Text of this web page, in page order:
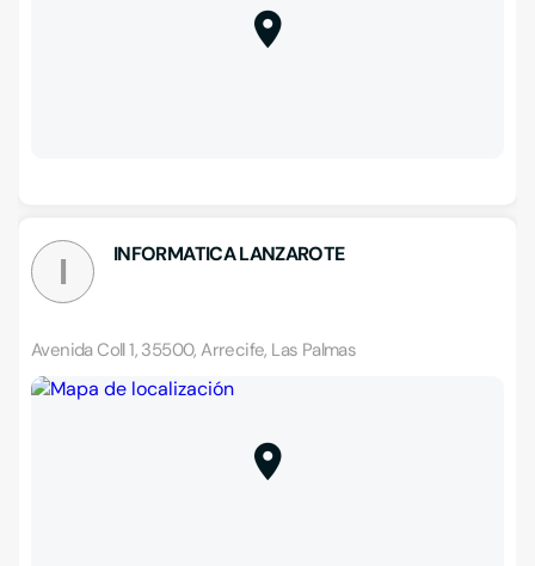
I INFORMATICA LANZAROTE
Avenida Coll 1, 35500, Arrecife, Las Palmas